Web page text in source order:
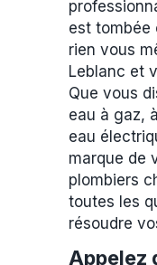
est tombée
rien vous
Leblanc et
Que vous
eau à gaz,
eau
marque de
plombiers
toutes les
résoudre
Appelez